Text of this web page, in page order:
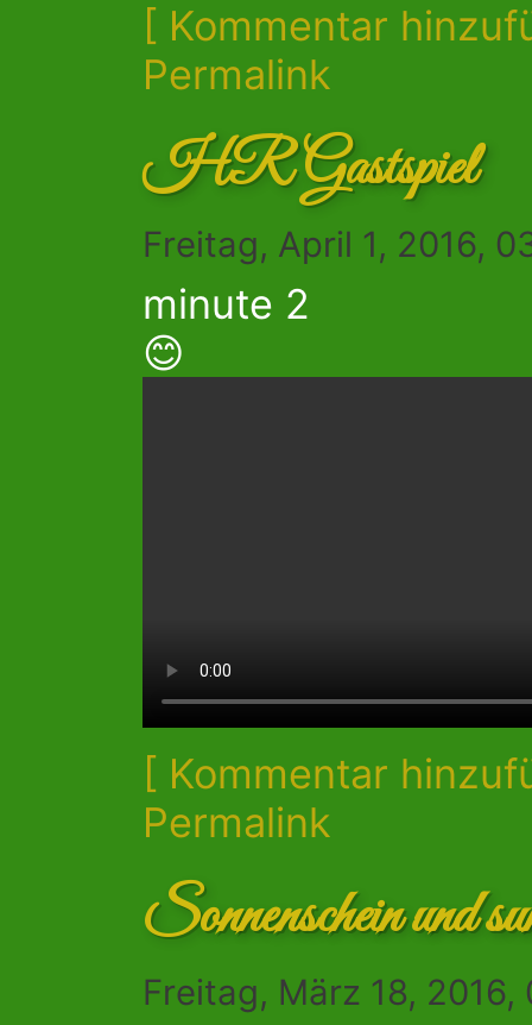
[ Kommentar
Permalink
HR Gastspiel
Freitag, April 1, 2016,
minute 2
😊
[ Kommentar
Permalink
Sonnenschein und
Freitag, März 18, 2016,